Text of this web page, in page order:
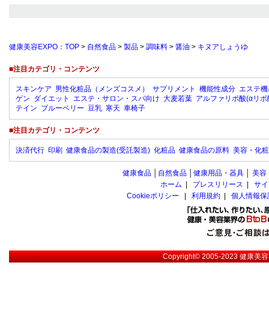
健康美容EXPO：TOP > 自然食品 > 製品 > 調味料 > 醤油 > キヌアしょうゆ
■注目カテゴリ・コンテンツ
スキンケア 男性化粧品（メンズコスメ） サプリメント 機能性成分 エステ
ゲン ダイエット エステ・サロン・スパ向け 大麦若葉 アルファリポ酸(αリポ
テイン ブルーベリー 豆乳 寒天 車椅子
■注目カテゴリ・コンテンツ
決済代行 印刷 健康食品の製造(受託製造) 化粧品 健康食品の原料 美容・化
健康食品 自然食品 健康用品・器具 美容
ホーム
プレスリリース
サ
Cookieポリシー
利用規約 個人情報
Copyright© 2005-2023健康美